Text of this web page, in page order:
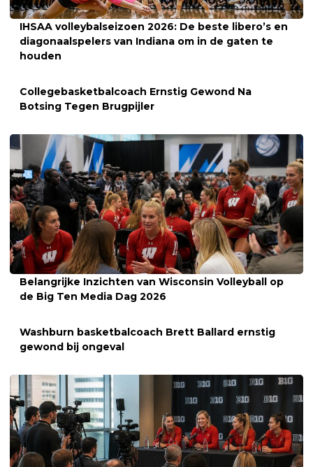
IHSAA volleybalseizoen 2026: De beste libero’s en
diagonaalspelers van Indiana om in de gaten te
houden
Collegebasketbalcoach Ernstig Gewond Na
Botsing Tegen Brugpijler
Belangrijke Inzichten van Wisconsin Volleyball op
de Big Ten Media Dag 2026
Washburn basketbalcoach Brett Ballard ernstig
gewond bij ongeval